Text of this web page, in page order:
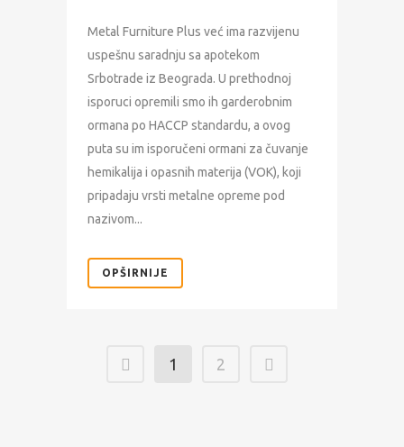
Metal Furniture Plus već ima razvijenu
uspešnu saradnju sa apotekom
Srbotrade iz Beograda. U prethodnoj
isporuci opremili smo ih garderobnim
ormana po HACCP standardu, a ovog
puta su im isporučeni ormani za čuvanje
hemikalija i opasnih materija (VOK), koji
pripadaju vrsti metalne opreme pod
nazivom...
OPŠIRNIJE
1 2